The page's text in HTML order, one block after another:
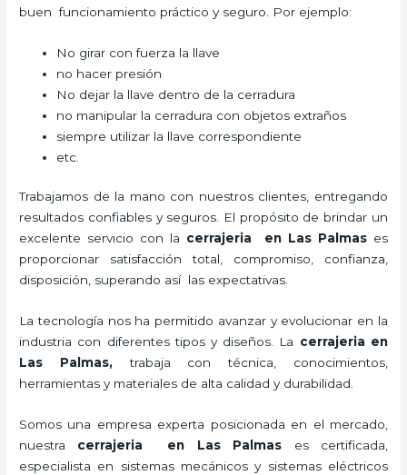
buen funcionamiento práctico y seguro. Por ejemplo:
No girar con fuerza la llave
no hacer presión
No dejar la llave dentro de la cerradura
no manipular la cerradura con objetos extraños
siempre utilizar la llave correspondiente
etc.
Trabajamos de la mano con nuestros clientes, entregando
resultados confiables y seguros. El propósito de brindar un
excelente servicio con la cerrajeria en Las Palmases
proporcionar satisfacción total, compromiso, confianza,
disposición, superando así las expectativas.
La tecnología nos ha permitido avanzar y evolucionar en la
industria con diferentes tipos y diseños. La cerrajeria en
Las Palmas,trabaja con técnica, conocimientos,
herramientas y materiales de alta calidad y durabilidad.
Somos una empresa experta posicionada en el mercado,
nuestra cerrajeria en Las Palmas es certificada,
especialista en sistemas mecánicos y sistemas eléctricos